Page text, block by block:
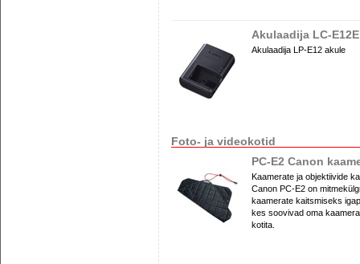
Akulaadija LC-E12E
Akulaadija LP-E12 akule
Foto- ja videokotid
PC-E2 Canon
Kaamerate ja objektiivide
Canon PC-E2 on
kaamerate kaitsmiseks
kes soovivad oma
kotita.